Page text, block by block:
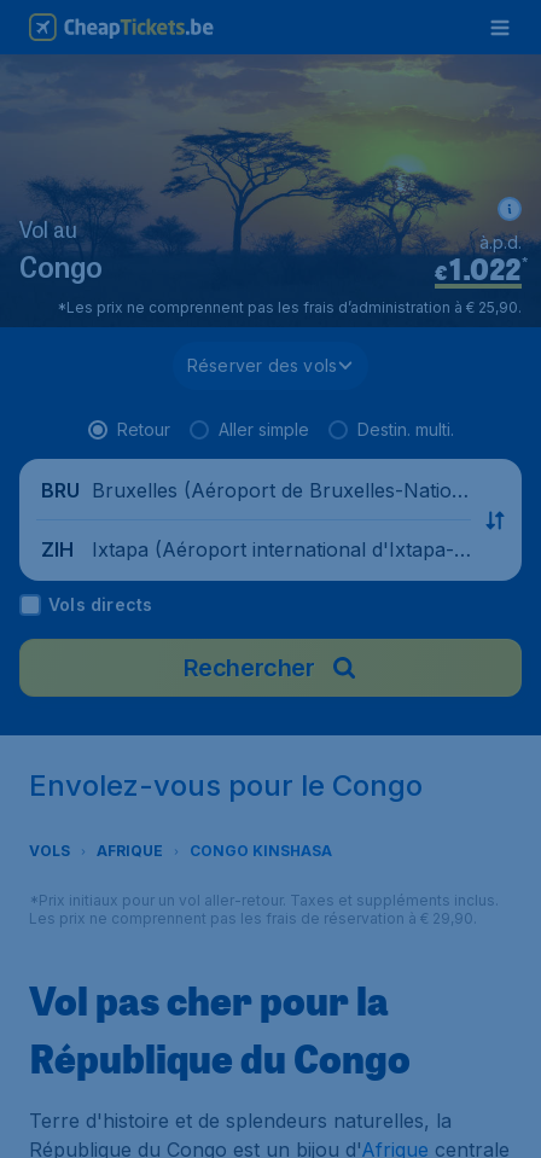
Vol au
Congo €1.022*
à.p.d.
*Les prix ne comprennent pas les frais d’administration à € 25,90.
Réserver des vols
Retour Aller simple Destin. multi.
BRU Bruxelles (Aéroport de Bruxelles-Nation
ZIH
Ixtapa (Aéroport international d'Ixtapa-Zi
huatanejo), Mexique
Vols directs
Rechercher
Envolez-vous pour le Congo
VOLS AFRIQUE CONGO KINSHASA
*Prix initiaux pour un vol aller-retour. Taxes et suppléments inclus.
Les prix ne comprennent pas les frais de réservation à € 29,90.
Vol pas cher pour la
République du Congo
Terre d'histoire et de splendeurs naturelles, la
République du Congo est un bijou d'Afrique centrale